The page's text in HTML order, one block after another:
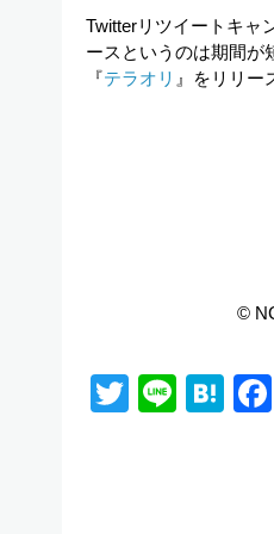
Twitterリツイートキャ
ースというのは期間が
『テラオリ 』をリリー
©
Twitter
Line